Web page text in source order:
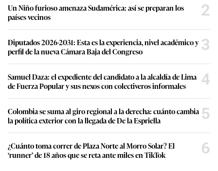
Un Niño furioso amenaza Sudamérica: así se preparan los
países vecinos
2
Diputados 2026-2031: Esta es la experiencia, nivel académico y
perfil de la nueva Cámara Baja del Congreso
3
Samuel Daza: el expediente del candidato a la alcaldía de Lima
de Fuerza Popular y sus nexos con colectiveros informales
4
Colombia se suma al giro regional a la derecha: cuánto cambia
la política exterior con la llegada de De la Espriella
5
¿Cuánto toma correr de Plaza Norte al Morro Solar? El
‘runner’ de 18 años que se reta ante miles en TikTok
6